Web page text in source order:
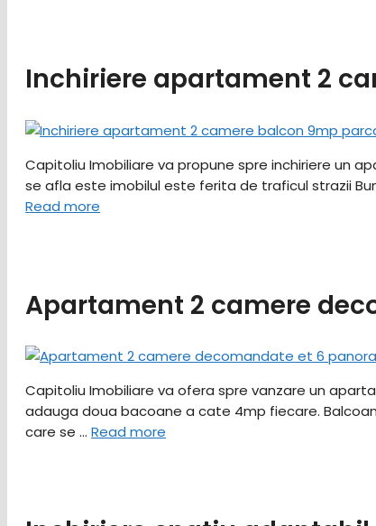
Inchiriere apartament 2
Capitoliu Imobiliare va propune spre inchiriere un
se afla este imobilul este ferita de traficul strazii
Read more
Apartament 2 camere
Capitoliu Imobiliare va ofera spre vanzare un
adauga doua bacoane a cate 4mp fiecare.
care se … Read more